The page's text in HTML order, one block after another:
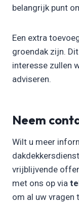
belangrijk punt
Een extra
groendak zijn.
interesse zullen
adviseren.
Neem
Wilt u meer
vrijblijvende
met ons op via
om al uw vragen